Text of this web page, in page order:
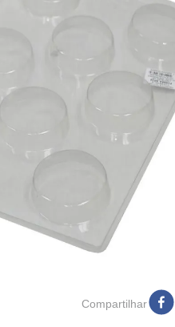
Compartilhar
via aroma
ambar
alumínio circular
melken
10 º